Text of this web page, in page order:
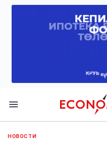
Economist.kg
НОВОСТИ